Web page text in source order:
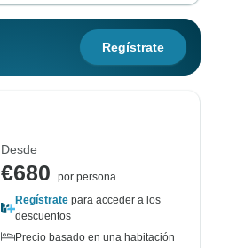
Regístrate
Desde
€680
por persona
Regístrate para acceder a los
descuentos
Precio basado en una habitación